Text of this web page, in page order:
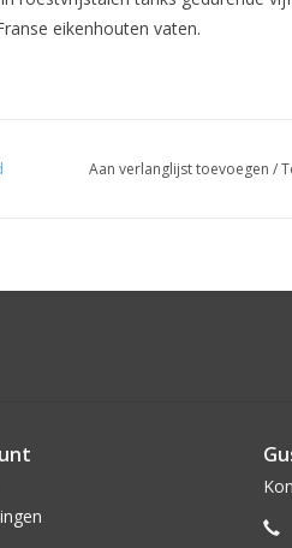
eikenhouten vaten.
Aan verlanglijst toevoegen /